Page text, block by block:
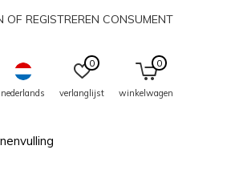
nederlands verlanglijst
0
winkelwagen
0
OF REGISTREREN CONSUMENT